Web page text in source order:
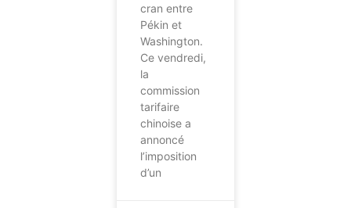
cran entre
Pékin et
Washington.
Ce vendredi,
la
commission
tarifaire
chinoise a
annoncé
l’imposition
d’un